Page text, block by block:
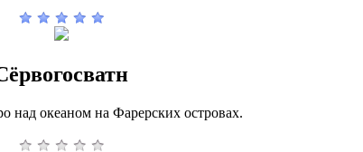
над океаном на Фарерских островах.